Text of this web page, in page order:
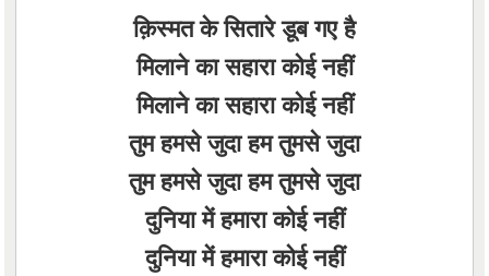
क़िस्मत के सितारे डूब गए है
मिलाने का सहारा कोई नहीं
मिलाने का सहारा कोई नहीं
तुम हमसे जुदा हम तुमसे जुदा
तुम हमसे जुदा हम तुमसे जुदा
दुनिया में हमारा कोई नहीं
दुनिया में हमारा कोई नहीं